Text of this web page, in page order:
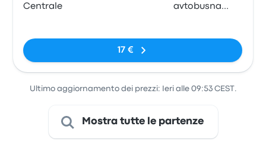
Centrale
avtobusna
17 €
Ultimo aggiornamento dei prezzi: Ieri alle 09:53 CEST.
Mostra tutte le partenze